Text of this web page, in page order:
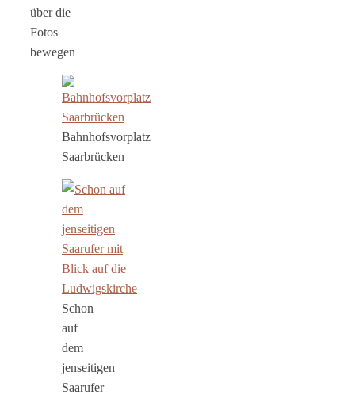
über die
Fotos
bewegen
Bahnhofsvorplatz
Saarbrücken
Schon
auf
dem
jenseitigen
Saarufer